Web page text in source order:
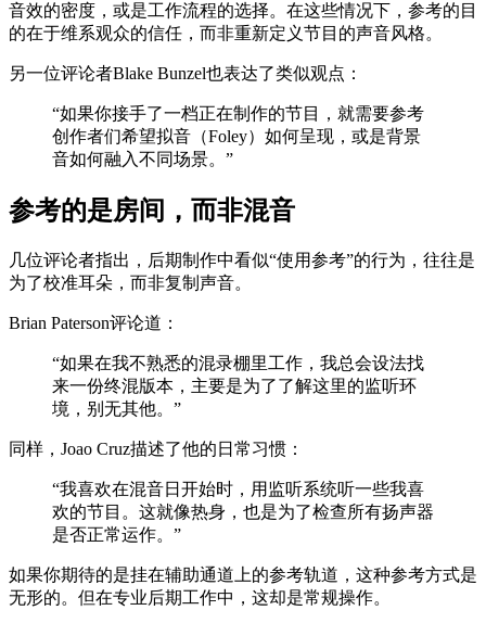
音效的密度，或是工作流程的选择。在这些情况下，参考的目
的在于维系观众的信任，而非重新定义节目的声音风格。
另一位评论者Blake Bunzel也表达了类似观点：
“如果你接手了一档正在制作的节目，就需要参考
创作者们希望拟音（Foley）如何呈现，或是背景
音如何融入不同场景。”
参考的是房间，而非混音
几位评论者指出，后期制作中看似“使用参考”的行为，往往是
为了校准耳朵，而非复制声音。
Brian Paterson评论道：
“如果在我不熟悉的混录棚里工作，我总会设法找
来一份终混版本，主要是为了了解这里的监听环
境，别无其他。”
同样，Joao Cruz描述了他的日常习惯：
“我喜欢在混音日开始时，用监听系统听一些我喜
欢的节目。这就像热身，也是为了检查所有扬声器
是否正常运作。”
如果你期待的是挂在辅助通道上的参考轨道，这种参考方式是
无形的。但在专业后期工作中，这却是常规操作。